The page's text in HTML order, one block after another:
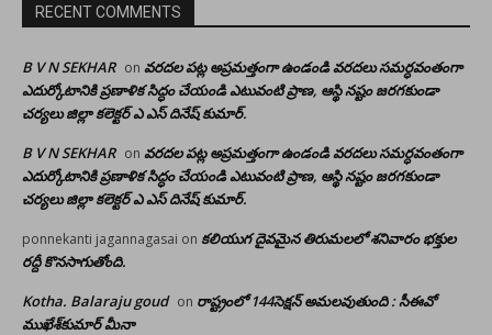
RECENT COMMENTS
B V N SEKHAR on వరదల పట్ల అప్రమత్తంగా ఉండండి వరదలు సమర్ధవంతంగా
ఎదుర్కోటానికి ప్రణాళిక సిద్ధం చేయండి ఎటువంటి ప్రాణ, ఆస్థి నష్టం జరగకుండా
చర్యలు జిల్లా కలెక్టర్ ఎ ఎస్ దినేష్ కుమార్.
B V N SEKHAR on వరదల పట్ల అప్రమత్తంగా ఉండండి వరదలు సమర్ధవంతంగా
ఎదుర్కోటానికి ప్రణాళిక సిద్ధం చేయండి ఎటువంటి ప్రాణ, ఆస్థి నష్టం జరగకుండా
చర్యలు జిల్లా కలెక్టర్ ఎ ఎస్ దినేష్ కుమార్.
ponnekanti jagannagasai on కలియుగ దైవమైన తిరుమలలో శనివారం భక్తుల
రద్దీ కొనసాగుతోంది.
Kotha. Balaraju goud on రాష్ట్రంలో 144సెక్షన్ అమలవుతుంది : సీఈవో
ముఖేశ్‌కుమార్‌ మీనా